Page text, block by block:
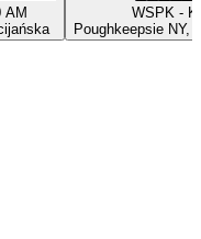
AM
WSPK -
Poughkeepsie NY,